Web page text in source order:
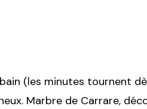
(les minutes tournent
Marbre de Carrare,